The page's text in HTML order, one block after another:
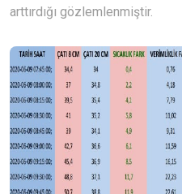
arttırdığı gözlemlenmiştir.